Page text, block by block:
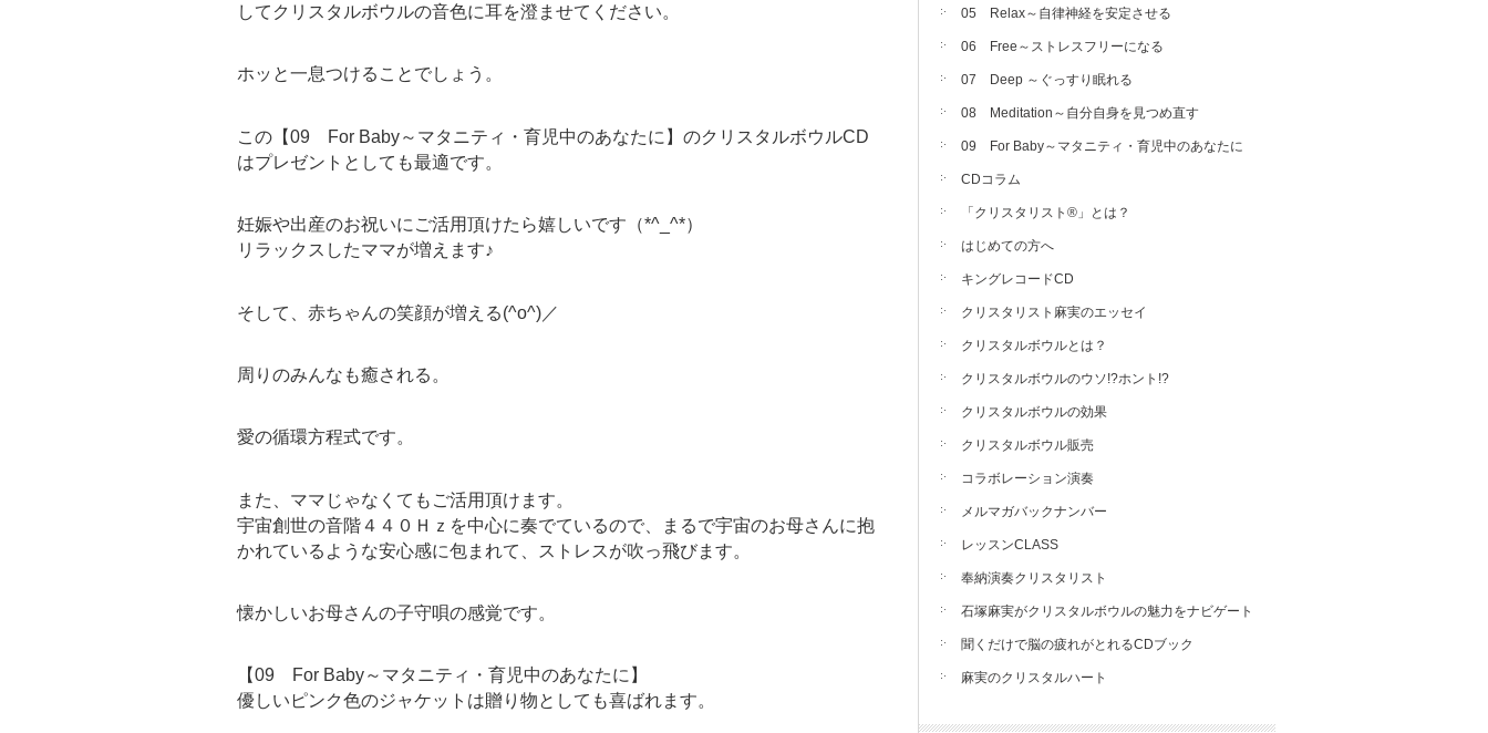
してクリスタルボウルの音色に耳を澄ませてください。
ホッと一息つけることでしょう。
この【09 For Baby～マタニティ・育児中のあなたに】のクリスタルボウルCD
はプレゼントとしても最適です。
妊娠や出産のお祝いにご活用頂けたら嬉しいです（*^_^*）
リラックスしたママが増えます♪
そして、赤ちゃんの笑顔が増える(^o^)／
周りのみんなも癒される。
愛の循環方程式です。
また、ママじゃなくてもご活用頂けます。
宇宙創世の音階４４０Ｈｚを中心に奏でているので、まるで宇宙のお母さんに抱
かれているような安心感に包まれて、ストレスが吹っ飛びます。
懐かしいお母さんの子守唄の感覚です。
【09 For Baby～マタニティ・育児中のあなたに】
優しいピンク色のジャケットは贈り物としても喜ばれます。
05 Relax～自律神経を安定させる
06 Free～ストレスフリーになる
07 Deep ～ぐっすり眠れる
08 Meditation～自分自身を見つめ直す
09 For Baby～マタニティ・育児中のあなたに
CDコラム
「クリスタリスト®」とは？
はじめての方へ
キングレコードCD
クリスタリスト麻実のエッセイ
クリスタルボウルとは？
クリスタルボウルのウソ!?ホント!?
クリスタルボウルの効果
クリスタルボウル販売
コラボレーション演奏
メルマガバックナンバー
レッスンCLASS
奉納演奏クリスタリスト
石塚麻実がクリスタルボウルの魅力をナビゲート
聞くだけで脳の疲れがとれるCDブック
麻実のクリスタルハート